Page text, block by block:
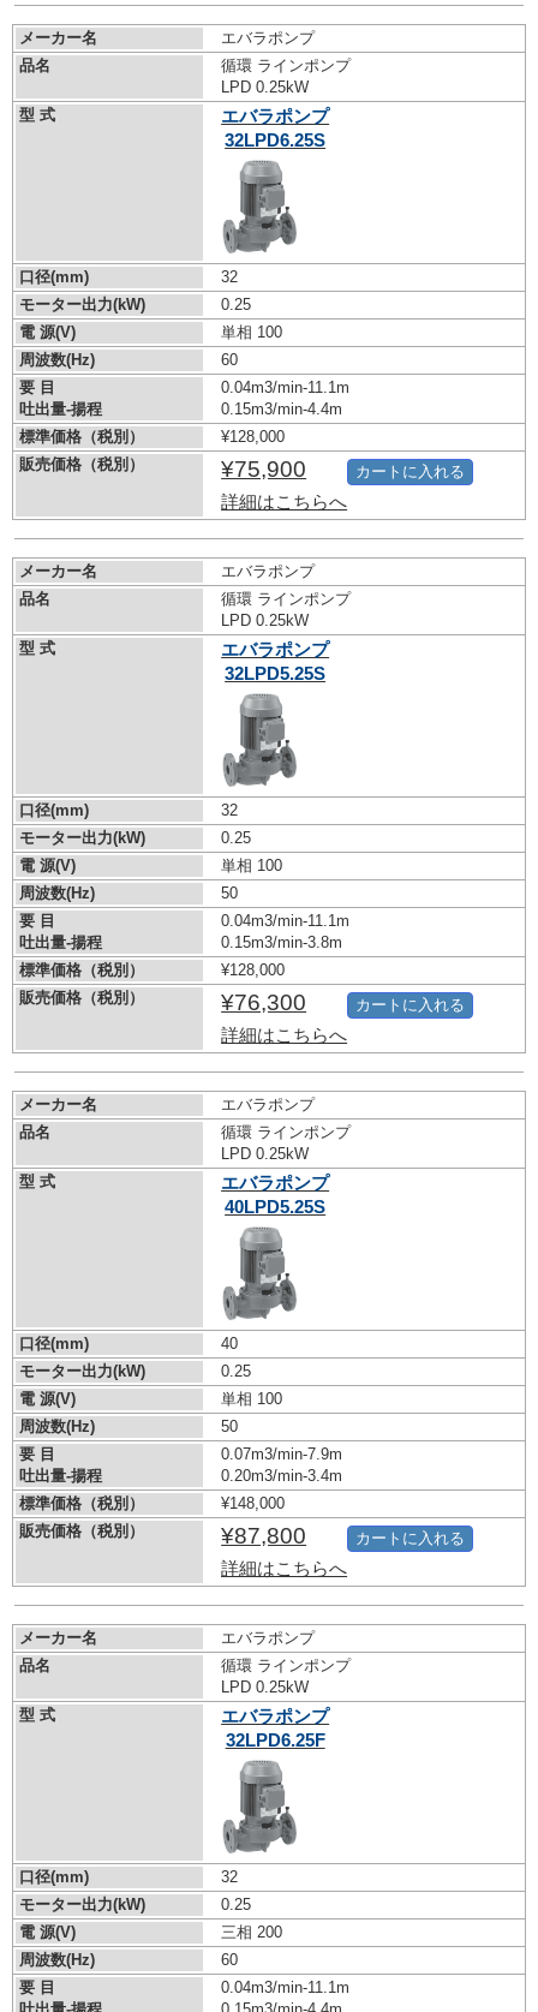
メーカー名
エバラポンプ
品名
循環 ラインポンプ
LPD 0.25kW
型 式
エバラポンプ
32LPD6.25S
口径(mm)
32
モーター出力(kW)
0.25
電 源(V)
単相 100
周波数(Hz)
60
要 目
吐出量-揚程
0.04m3/min-11.1m
0.15m3/min-4.4m
標準価格（税別）
¥128,000
販売価格（税別）
¥75,900
詳細はこちらへ
カートに入れる
メーカー名
エバラポンプ
品名
循環 ラインポンプ
LPD 0.25kW
型 式
エバラポンプ
32LPD5.25S
口径(mm)
32
モーター出力(kW)
0.25
電 源(V)
単相 100
周波数(Hz)
50
要 目
吐出量-揚程
0.04m3/min-11.1m
0.15m3/min-3.8m
標準価格（税別）
¥128,000
販売価格（税別）
¥76,300
詳細はこちらへ
カートに入れる
メーカー名
エバラポンプ
品名
循環 ラインポンプ
LPD 0.25kW
型 式
エバラポンプ
40LPD5.25S
口径(mm)
40
モーター出力(kW)
0.25
電 源(V)
単相 100
周波数(Hz)
50
要 目
吐出量-揚程
0.07m3/min-7.9m
0.20m3/min-3.4m
標準価格（税別）
¥148,000
販売価格（税別）
¥87,800
詳細はこちらへ
カートに入れる
メーカー名
エバラポンプ
品名
循環 ラインポンプ
LPD 0.25kW
型 式
エバラポンプ
32LPD6.25F
口径(mm)
32
モーター出力(kW)
0.25
電 源(V)
三相 200
周波数(Hz)
60
要 目
0.04m3/min-11.1m